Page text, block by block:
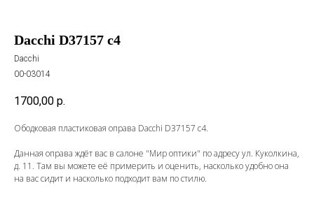
Dacchi D37157 c4
Dacchi
00-03014
1700,00 р.
Ободковая пластиковая оправа Dacchi D37157 c4.
Данная оправа ждёт вас в салоне "Мир оптики" по адресу ул. Куколкина,
д. 11. Там вы можете её примерить и оценить, насколько удобно она
на вас сидит и насколько подходит вам по стилю.